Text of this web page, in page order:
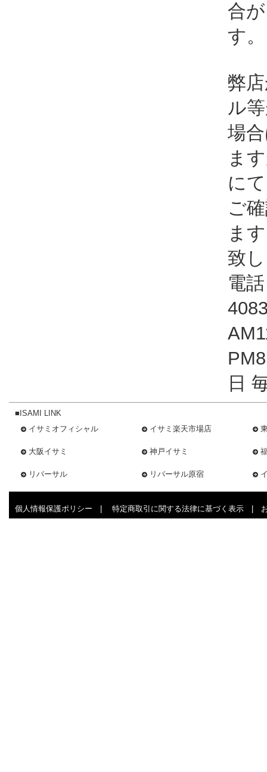
合
す。
弊
ル
場
ま
に
ご
ま
致
電
日
■ISAMI LINK
イサミオフィシャル
イサミ楽天市場店
大阪イサミ 神戸イサミ
リバーサル リバーサル原宿
個人情報保護ポリシー 特定商取引に関する法律に基づく表示